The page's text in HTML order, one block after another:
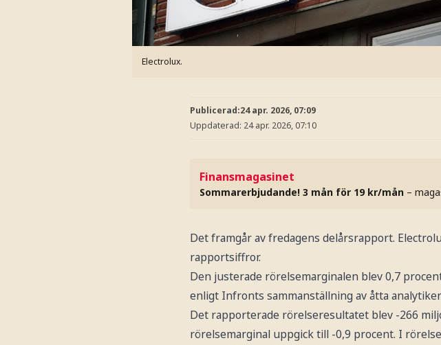
Electrolux.
Publicerad:24 apr. 2026, 07:09
Uppdaterad: 24 apr. 2026, 07:10
Finansmagasinet
Sommarerbjudande! 3 mån för 19 kr/mån –
Det framgår av fredagens delårsrapport.
rapportsiffror.
Den justerade rörelsemarginalen blev 0,7
enligt Infronts sammanställning av åtta
Det rapporterade rörelseresultatet blev -266
rörelsemarginal uppgick till -0,9 procent. I